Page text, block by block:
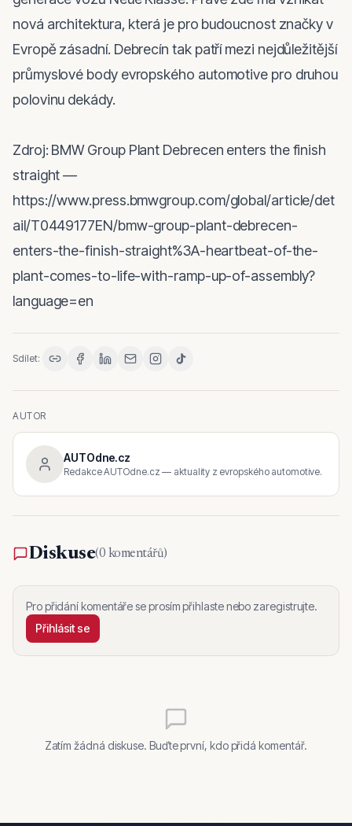
nová architektura, která je pro budoucnost značky v
Evropě zásadní. Debrecín tak patří mezi nejdůležitější
průmyslové body evropského automotive pro druhou
polovinu dekády.
Zdroj: BMW Group Plant Debrecen enters the finish
straight —
https://www.press.bmwgroup.com/global/article/det
ail/T0449177EN/bmw-group-plant-debrecen-
enters-the-finish-straight%3A-heartbeat-of-the-
plant-comes-to-life-with-ramp-up-of-assembly?
language=en
Sdílet:
AUTOR
AUTOdne.cz
Redakce AUTOdne.cz — aktuality z evropského automotive.
Diskuse(0 komentářů)
Pro přidání komentáře se prosím přihlaste nebo zaregistrujte.
Přihlásit se
Zatím žádná diskuse. Buďte první, kdo přidá komentář.